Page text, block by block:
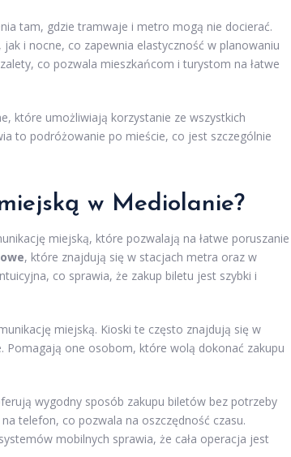
tam, gdzie tramwaje i metro mogą nie docierać.
i nocne, co zapewnia elastyczność w planowaniu
co pozwala mieszkańcom i turystom na łatwe
które umożliwiają korzystanie ze wszystkich
to podróżowanie po mieście, co jest szczególnie
w Mediolanie?
miejską, które pozwalają na łatwe poruszanie
, które znajdują się w stacjach metra oraz w
co sprawia, że zakup biletu jest szybki i
miejską. Kioski te często znajdują się w
Pomagają one osobom, które wolą dokonać zakupu
wygodny sposób zakupu biletów bez potrzeby
telefon, co pozwala na oszczędność czasu.
mobilnych sprawia, że cała operacja jest